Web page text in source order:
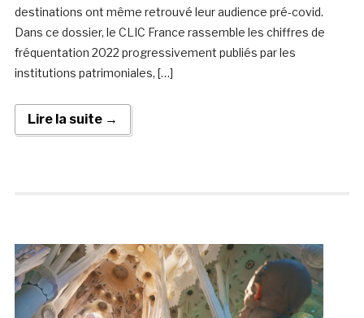
destinations ont même retrouvé leur audience pré-covid.
Dans ce dossier, le CLIC France rassemble les chiffres de
fréquentation 2022 progressivement publiés par les
institutions patrimoniales, […]
Lire la suite →